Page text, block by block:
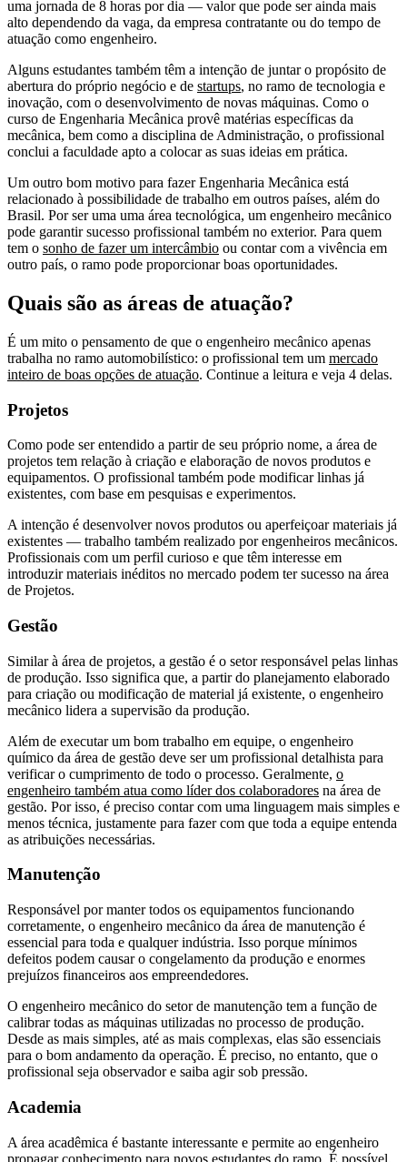
uma jornada de 8 horas por dia — valor que pode ser ainda mais
alto dependendo da vaga, da empresa contratante ou do tempo de
atuação como engenheiro.
Alguns estudantes também têm a intenção de juntar o propósito de
abertura do próprio negócio e de startups, no ramo de tecnologia e
inovação, com o desenvolvimento de novas máquinas. Como o
curso de Engenharia Mecânica provê matérias específicas da
mecânica, bem como a disciplina de Administração, o profissional
conclui a faculdade apto a colocar as suas ideias em prática.
Um outro bom motivo para fazer Engenharia Mecânica está
relacionado à possibilidade de trabalho em outros países, além do
Brasil. Por ser uma uma área tecnológica, um engenheiro mecânico
pode garantir sucesso profissional também no exterior. Para quem
tem o sonho de fazer um intercâmbio ou contar com a vivência em
outro país, o ramo pode proporcionar boas oportunidades.
Quais são as áreas de atuação?
É um mito o pensamento de que o engenheiro mecânico apenas
trabalha no ramo automobilístico: o profissional tem um mercado
inteiro de boas opções de atuação. Continue a leitura e veja 4 delas.
Projetos
Como pode ser entendido a partir de seu próprio nome, a área de
projetos tem relação à criação e elaboração de novos produtos e
equipamentos. O profissional também pode modificar linhas já
existentes, com base em pesquisas e experimentos.
A intenção é desenvolver novos produtos ou aperfeiçoar materiais já
existentes — trabalho também realizado por engenheiros mecânicos.
Profissionais com um perfil curioso e que têm interesse em
introduzir materiais inéditos no mercado podem ter sucesso na área
de Projetos.
Gestão
Similar à área de projetos, a gestão é o setor responsável pelas linhas
de produção. Isso significa que, a partir do planejamento elaborado
para criação ou modificação de material já existente, o engenheiro
mecânico lidera a supervisão da produção.
Além de executar um bom trabalho em equipe, o engenheiro
químico da área de gestão deve ser um profissional detalhista para
verificar o cumprimento de todo o processo. Geralmente, o
engenheiro também atua como líder dos colaboradores na área de
gestão. Por isso, é preciso contar com uma linguagem mais simples e
menos técnica, justamente para fazer com que toda a equipe entenda
as atribuições necessárias.
Manutenção
Responsável por manter todos os equipamentos funcionando
corretamente, o engenheiro mecânico da área de manutenção é
essencial para toda e qualquer indústria. Isso porque mínimos
defeitos podem causar o congelamento da produção e enormes
prejuízos financeiros aos empreendedores.
O engenheiro mecânico do setor de manutenção tem a função de
calibrar todas as máquinas utilizadas no processo de produção.
Desde as mais simples, até as mais complexas, elas são essenciais
para o bom andamento da operação. É preciso, no entanto, que o
profissional seja observador e saiba agir sob pressão.
Academia
A área acadêmica é bastante interessante e permite ao engenheiro
propagar conhecimento para novos estudantes do ramo. É possível,